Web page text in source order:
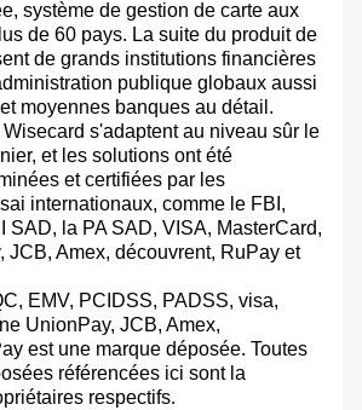
système de gestion de carte aux
de 60 pays. La suite du produit de
de grands institutions financières
publique globaux aussi
moyennes banques au détail.
s'adaptent au niveau sûr le
et les solutions ont été
et certifiées par les
internationaux, comme le FBI,
SAD, la PA SAD, VISA, MasterCard,
JCB, Amex, découvrent, RuPay et
EMV, PCIDSS, PADSS, visa,
UnionPay, JCB, Amex,
est une marque déposée. Toutes
référencées ici sont la
respectifs.